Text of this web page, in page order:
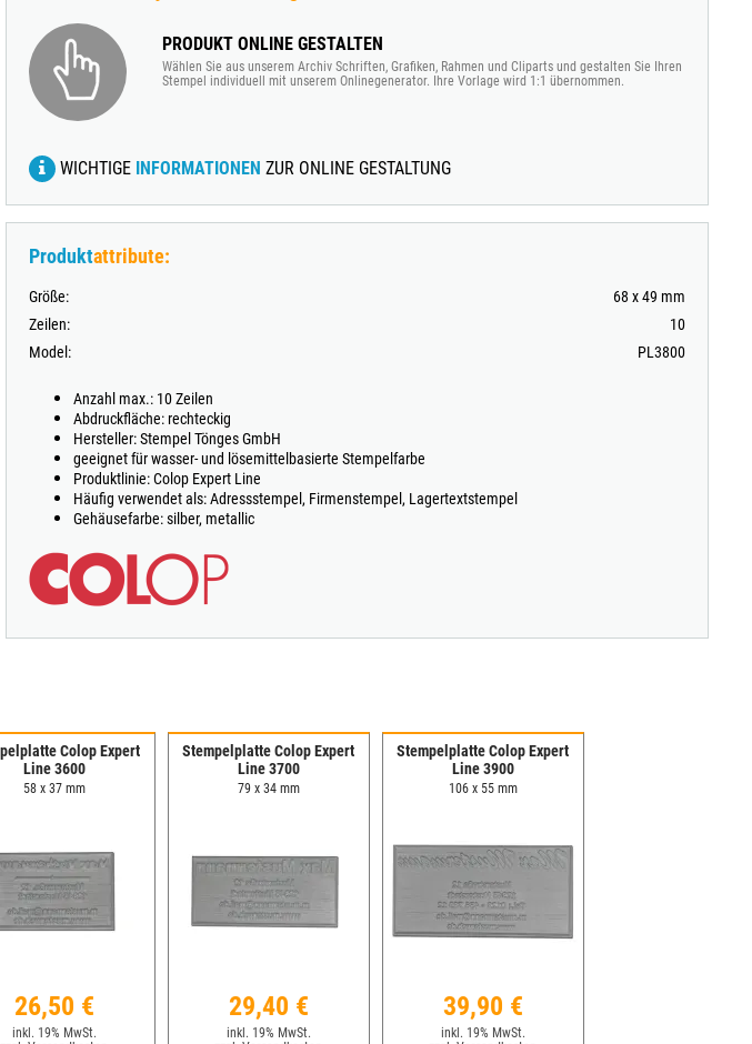
+ KISSEN SET
PRODUKT ONLINE GESTALTEN
Wählen Sie aus unserem Archiv Schriften, Grafiken, Rahmen und Cliparts und gestalten Sie Ihren
Stempel individuell mit unserem Onlinegenerator. Ihre Vorlage wird 1:1 übernommen.
WICHTIGE INFORMATIONEN ZUR ONLINE GESTALTUNG
Produktattribute:
Größe:
68 x 49 mm
Zeilen:
10
Model:
PL3800
Anzahl max.: 10 Zeilen
Abdruckfläche: rechteckig
Hersteller: Stempel Tönges GmbH
geeignet für wasser- und lösemittelbasierte Stempelfarbe
Produktlinie: Colop Expert Line
Häufig verwendet als: Adressstempel, Firmenstempel, Lagertextstempel
Gehäusefarbe: silber, metallic
Colop Expert
Line 3600
58 x 37 mm
26,50 €
inkl. 19% MwSt.
Stempelplatte Colop Expert
Line 3700
79 x 34 mm
29,40 €
inkl. 19% MwSt.
Stempelplatte Colop Expert
Line 3900
106 x 55 mm
39,90 €
inkl. 19% MwSt.